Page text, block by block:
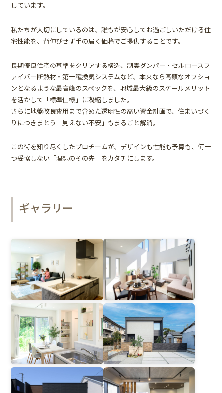
しています。
私たちが大切にしているのは、誰もが安心してお過ごしいただける住
宅性能を、背伸びせず手の届く価格でご提供することです。
長期優良住宅の基準をクリアする構造、制震ダンパー・セルロースフ
ァイバー断熱材・第一種換気システムなど、本来なら高額なオプショ
ンとなるような最高峰のスペックを、地域最大級のスケールメリット
を活かして「標準仕様」に凝縮しました。
さらに地盤改良費用まで含めた透明性の高い資金計画で、住まいづく
りにつきまとう「見えない不安」もまるごと解消。
この街を知り尽くしたプロチームが、デザインも性能も予算も、何一
つ妥協しない「理想のその先」をカタチにします。
ギャラリー